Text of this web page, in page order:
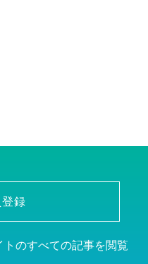
録
のすべての記事を閲覧